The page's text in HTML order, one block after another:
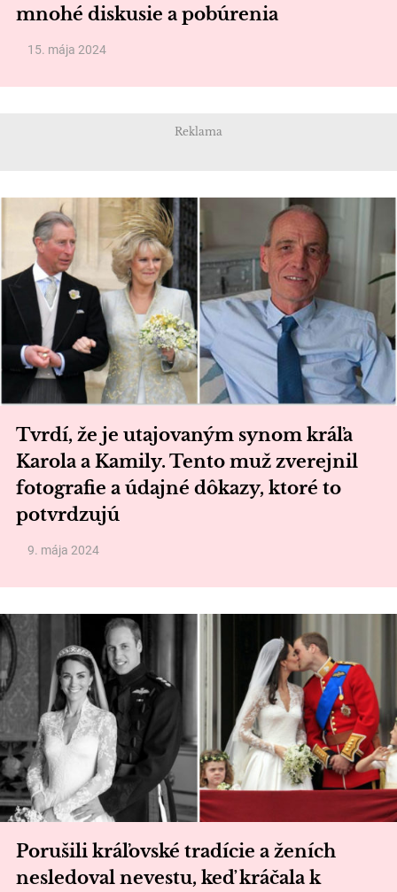
mnohé diskusie a pobúrenia
15. mája 2024
Reklama
Tvrdí, že je utajovaným synom kráľa
Karola a Kamily. Tento muž zverejnil
fotografie a údajné dôkazy, ktoré to
potvrdzujú
9. mája 2024
Porušili kráľovské tradície a ženích
nesledoval nevestu, keď kráčala k